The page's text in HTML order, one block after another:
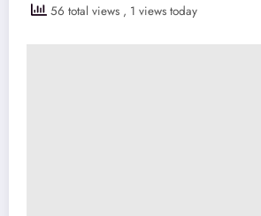
56 total views , 1 views today